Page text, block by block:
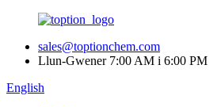
sales@toptionchem.com
Llun-Gwener 7:00 AM i 6:00 PM
English